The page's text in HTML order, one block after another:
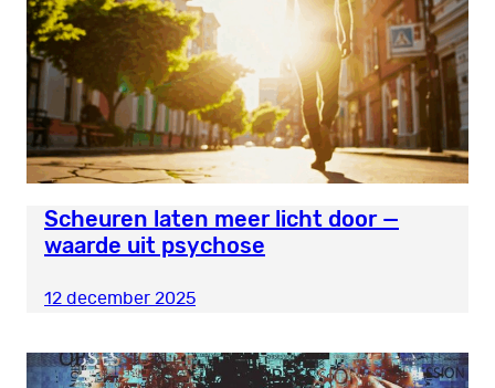
Scheuren laten meer licht door —
waarde uit psychose
12 december 2025